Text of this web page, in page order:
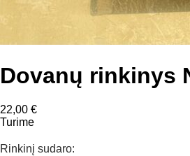
Dovanų rinkinys
22,00 €
Turime
Rinkinį sudaro: